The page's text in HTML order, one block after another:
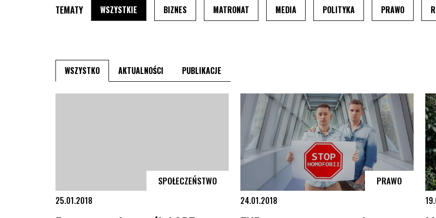
TEMATY WSZYSTKIE PO WYBRANIU TEMATU, STRONA PRZEŁADUJE SIĘ
BIZNES PO WYBRANIU TEMATU, STRONA PRZEŁADUJE SIĘ
MATRONAT PO WYBRANIU TEMATU, STRONA PRZEŁADUJE SIĘ
MEDIA PO WYBRANIU TEMATU, STRONA
POLITYKA PO WYBRANIU
PRAWOPO
WSZYSTKOPO WYBRANIU TYPU, STRONA PRZEŁADUJE SIĘ
AKTUALNOŚCI PO WYBRANIU TYPU, STRONA PRZEŁADUJE SIĘ
PUBLIKACJE
SPOŁECZEŃSTWO
25.01.2018
PRAWO
24.01.2018